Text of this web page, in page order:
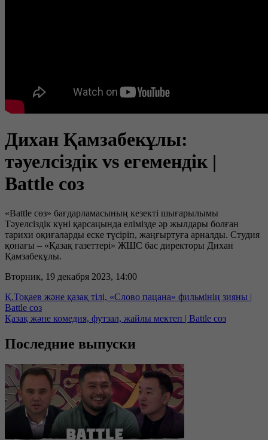
Дихан Қамзабекұлы:
тәуелсіздік vs егемендік |
Battle соз
«Battle сөз» бағдарламасының кезекті шығарылымы
Тәуелсіздік күні қарсаңында елімізде әр жылдары болған
тарихи оқиғаларды еске түсіріп, жаңғыртуға арналды. Студия
қонағы – «Қазақ газеттері» ЖШС бас директоры Дихан
Қамзабекұлы.
Вторник, 19 декабря 2023, 14:00
Қ.Тоқаев және қазақ тілі, «Слово пацана» фильмінің зияны |
Battle соз
Қазақ және комедия, футзал, жайлы мектеп | Battle соз
Последние выпуски